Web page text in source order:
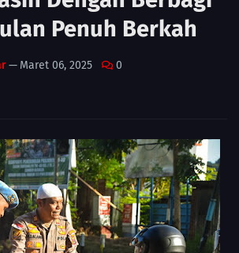
Penuh Berkah
— Maret 06, 2025 0